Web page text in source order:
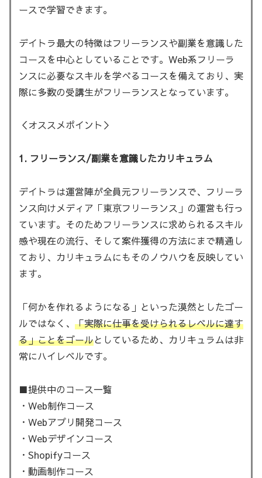
ースで学習できます。
デイトラ最大の特徴はフリーランスや副業を意識した
コースを中心としていることです。Web系フリーラ
ンスに必要なスキルを学べるコースを備えており、実
際に多数の受講生がフリーランスとなっています。
＜オススメポイント＞
1. フリーランス/副業を意識したカリキュラム
デイトラは運営陣が全員元フリーランスで、フリーラ
ンス向けメディア「東京フリーランス」の運営も行っ
ています。そのためフリーランスに求められるスキル
感や現在の流行、そして案件獲得の方法にまで精通し
ており、カリキュラムにもそのノウハウを反映してい
ます。
「何かを作れるようになる」といった漠然としたゴー
ルではなく、 「実際に仕事を受けられるレベルに達す
る」ことをゴールとしているため、カリキュラムは非
常にハイレベルです。
■提供中のコース一覧
・Web制作コース
・Webアプリ開発コース
・Webデザインコース
・Shopifyコース
・動画制作コース